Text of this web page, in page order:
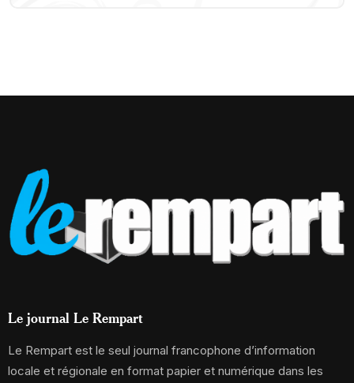
Le journal Le Rempart
Le Rempart est le seul journal francophone d’information
locale et régionale en format papier et numérique dans les